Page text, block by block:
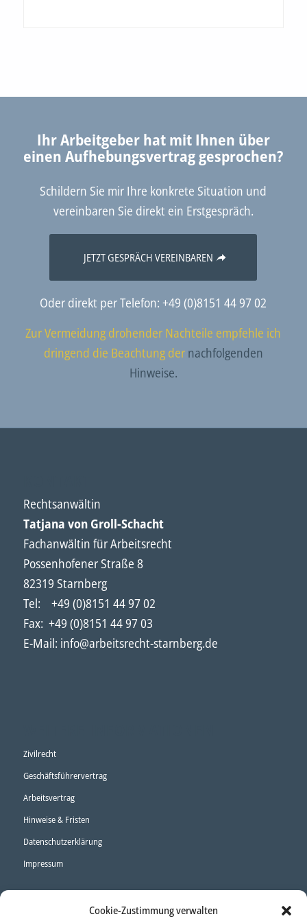
Cookie-Zustimmung verwalten
Ihr Arbeitgeber hat mit Ihnen über
einen Aufhebungsvertrag gesprochen?
Schildern Sie mir Ihre konkrete Situation und
vereinbaren Sie direkt ein Erstgespräch.
JETZT GESPRÄCH VEREINBAREN
Oder direkt per Telefon: +49 (0)8151 44 97 02
Zur Vermeidung drohender Nachteile empfehle ich
dringend die Beachtung der nachfolgenden
Hinweise.
Rechtsanwältin
Tatjana von Groll-Schacht
Fachanwältin für Arbeitsrecht
Possenhofener Straße 8
82319 Starnberg
Tel: +49 (0)8151 44 97 02
Fax: +49 (0)8151 44 97 03
E-Mail: info@arbeitsrecht-starnberg.de
Zivilrecht
Geschäftsführervertrag
Arbeitsvertrag
Hinweise & Fristen
Datenschutzerklärung
Impressum